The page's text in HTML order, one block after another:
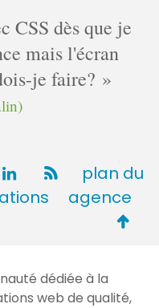
CSS dès que je
mais l'écran
je faire?
plan du
agence
de
dédiée à la
web de qualité,